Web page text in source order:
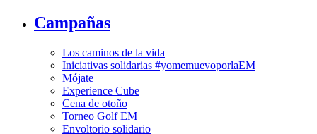
Campañas
Los caminos de la vida
Iniciativas solidarias #yomemuevoporlaEM
Mójate
Experience Cube
Cena de otoño
Torneo Golf EM
Envoltorio solidario